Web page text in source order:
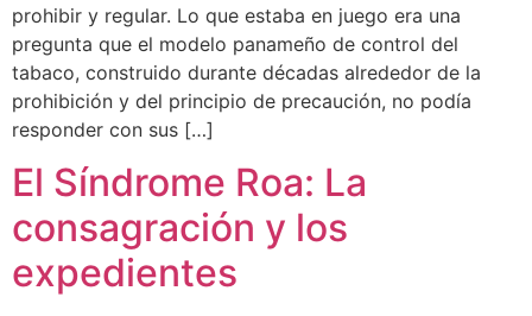
prohibir y regular. Lo que estaba en juego era una
pregunta que el modelo panameño de control del
tabaco, construido durante décadas alrededor de la
prohibición y del principio de precaución, no podía
responder con sus […]
El Síndrome Roa: La
consagración y los
expedientes